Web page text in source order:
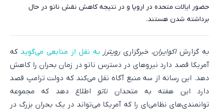
حضور ایالات متحده در اروپا و در نتیجه کاهش نقش ناتو در حال
برداشته شدن هستند.
به گزارشاکوایران، خبرگزاری رویترز به نقل از منابعی می‌گوید که
آمریکا قصد دارد نیروهای در دسترس ناتو در زمان بحران را کاهش
دهد. این رسانه از سه منبع آگاه نقل می‌کند که دولت ترامپ قصد
دارد این هفته به متحدان ناتو اطلاع دهد که مجموعه
توانمندی‌های نظامی‌ای را که آمریکا می‌تواند در یک بحران بزرگ در